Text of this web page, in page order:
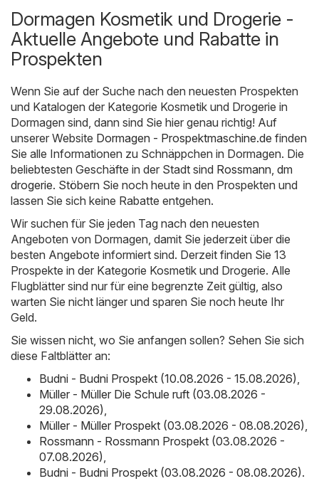
Dormagen Kosmetik und Drogerie -
Aktuelle Angebote und Rabatte in
Prospekten
Wenn Sie auf der Suche nach den neuesten Prospekten
und Katalogen der Kategorie Kosmetik und Drogerie in
Dormagen sind, dann sind Sie hier genau richtig! Auf
unserer Website Dormagen - Prospektmaschine.de finden
Sie alle Informationen zu Schnäppchen in Dormagen. Die
beliebtesten Geschäfte in der Stadt sind Rossmann, dm
drogerie. Stöbern Sie noch heute in den Prospekten und
lassen Sie sich keine Rabatte entgehen.
Wir suchen für Sie jeden Tag nach den neuesten
Angeboten von Dormagen, damit Sie jederzeit über die
besten Angebote informiert sind. Derzeit finden Sie 13
Prospekte in der Kategorie Kosmetik und Drogerie. Alle
Flugblätter sind nur für eine begrenzte Zeit gültig, also
warten Sie nicht länger und sparen Sie noch heute Ihr
Geld.
Sie wissen nicht, wo Sie anfangen sollen? Sehen Sie sich
diese Faltblätter an:
Budni - Budni Prospekt (10.08.2026 - 15.08.2026),
Müller - Müller Die Schule ruft (03.08.2026 -
29.08.2026),
Müller - Müller Prospekt (03.08.2026 - 08.08.2026),
Rossmann - Rossmann Prospekt (03.08.2026 -
07.08.2026),
Budni - Budni Prospekt (03.08.2026 - 08.08.2026).